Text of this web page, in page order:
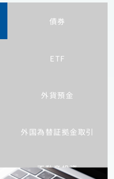
債券
ETF
外貨預金
外国為替証拠金取引
不動産投資